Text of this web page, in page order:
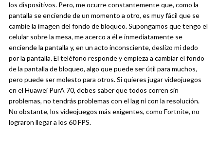
los dispositivos. Pero, me ocurre constantemente que, como la
pantalla se enciende de un momento a otro, es muy fácil que se
cambie la imagen del fondo de bloqueo.Supongamos que tengo el
celular sobre la mesa, me acerco a él e inmediatamente se
enciende la pantalla y, en un acto inconsciente, deslizo mi dedo
por la pantalla. El teléfono responde y empieza a cambiar el fondo
de la pantalla de bloqueo, algo que puede ser útil para muchos,
pero puede ser molesto para otros.Si quieres jugar videojuegos
en el Huawei PurA 70, debes saber que todos corren sin
problemas, no tendrás problemas con el lag ni con la resolución.
No obstante, los videojuegos más exigentes, como Fortnite, no
lograron llegar a los 60 FPS.